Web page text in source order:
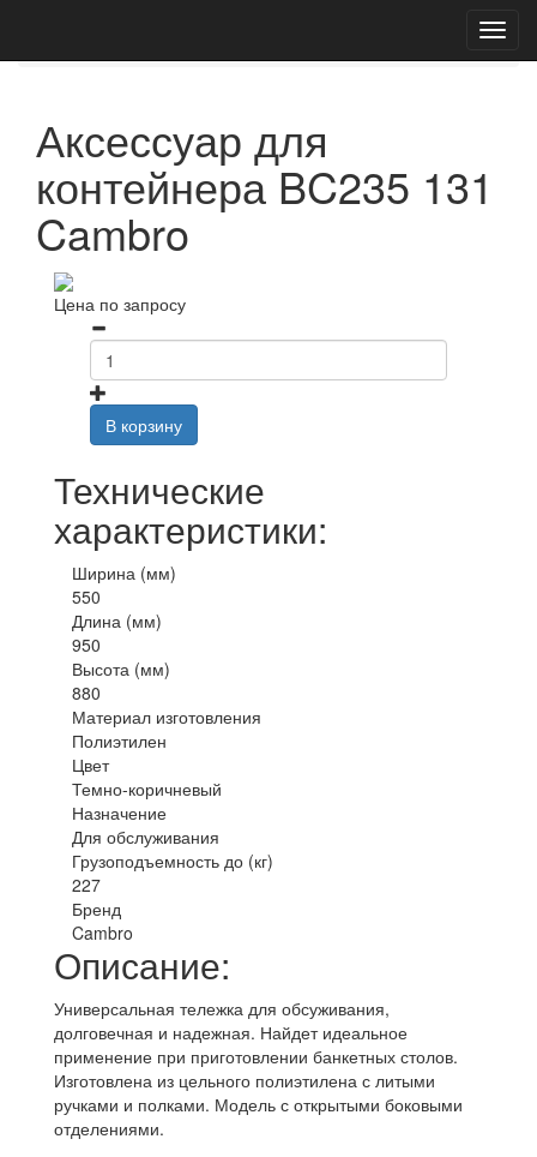
Аксессуар для
контейнера BC235 131
Cambro
Цена по запросу
В корзину
Технические
характеристики:
Ширина (мм)
550
Длина (мм)
950
Высота (мм)
880
Материал изготовления
Полиэтилен
Цвет
Темно-коричневый
Назначение
Для обслуживания
Грузоподъемность до (кг)
227
Бренд
Cambro
Описание:
Универсальная тележка для обсуживания,
долговечная и надежная. Найдет идеальное
применение при приготовлении банкетных столов.
Изготовлена из цельного полиэтилена с литыми
ручками и полками. Модель с открытыми боковыми
отделениями.